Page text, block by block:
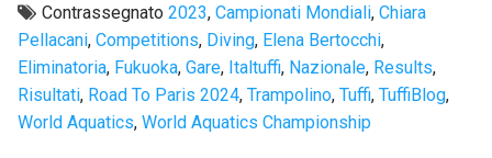
Contrassegnato 2023, Campionati Mondiali, Chiara
Pellacani, Competitions, Diving, Elena Bertocchi,
Eliminatoria, Fukuoka, Gare, Italtuffi, Nazionale, Results,
Risultati, Road To Paris 2024, Trampolino, Tuffi, TuffiBlog,
World Aquatics, World Aquatics Championship